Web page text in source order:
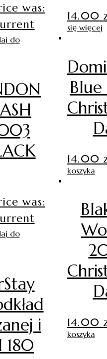
was:
do
was:
do
i
180
14.00
się więcej
14.00
koszyka
14.00
koszyka